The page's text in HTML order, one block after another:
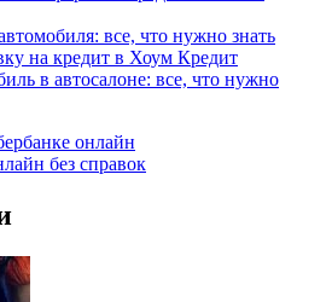
все, что нужно знать
на кредит в Хоум Кредит
в автосалоне: все, что нужно
онлайн
без справок